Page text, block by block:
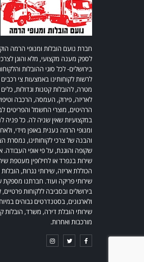
חברת נועם הובלות ומנופי הרמה
לספק מענה מקצועי, מלא והוגן
בירושלים- לכל סוגי ההובלות
לרשות לקוחותינו באמצעות צי
מטרה, להובלות קטנות וגדולות, כלים
לאריזה, פירוק, העמסה, הרכבה
הרהיטים, מוצרי החשמל והפריטים
במקצועיות שאין שניה לה. כל פניה
ומנופי הרמה נענית באופן מידי,
והבנה של צרכי לקוחותינו, נמסרת
שקופה והוגנת, על פי אופי העבודה.
שירות בנפרד או לחילופין מעטפת
הכוללת אריזה, שירותי נגרות,
שירותי פריקה ועוד. חברתנו מספקת
בירושלים ובסביבה ללקוחות
ולארגונים, בסטנדרטים גבוהים
שירותי הובלת דירה, משרד, הובלות
מורכבות ואחרות.